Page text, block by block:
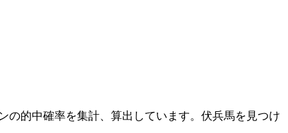
の的中確率を集計、算出しています。伏兵馬を見つけ